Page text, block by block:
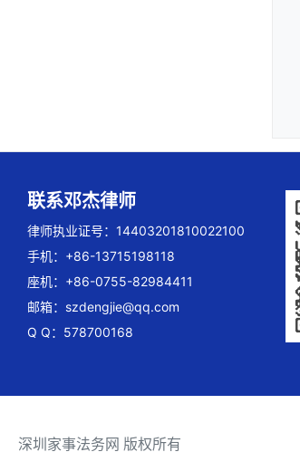
联系邓杰律师
律师执业证号：14403201810022100
手机：+86-13715198118
座机：+86-0755-82984411
邮箱： szdengjie@qq.com
Q Q：578700168
深圳家事法务网 版权所有